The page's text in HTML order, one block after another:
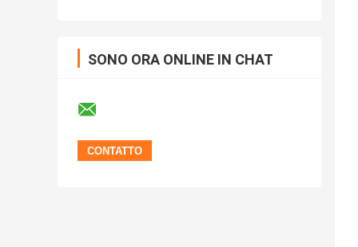
SONO ORA ONLINE IN CHAT